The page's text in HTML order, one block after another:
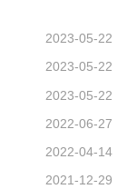
고 열 민감도가
택합니다. , 절단
빠른 속도, 더 나
2023-05-22
2023-05-22
2023-05-22
2022-06-27
2022-04-14
2021-12-29